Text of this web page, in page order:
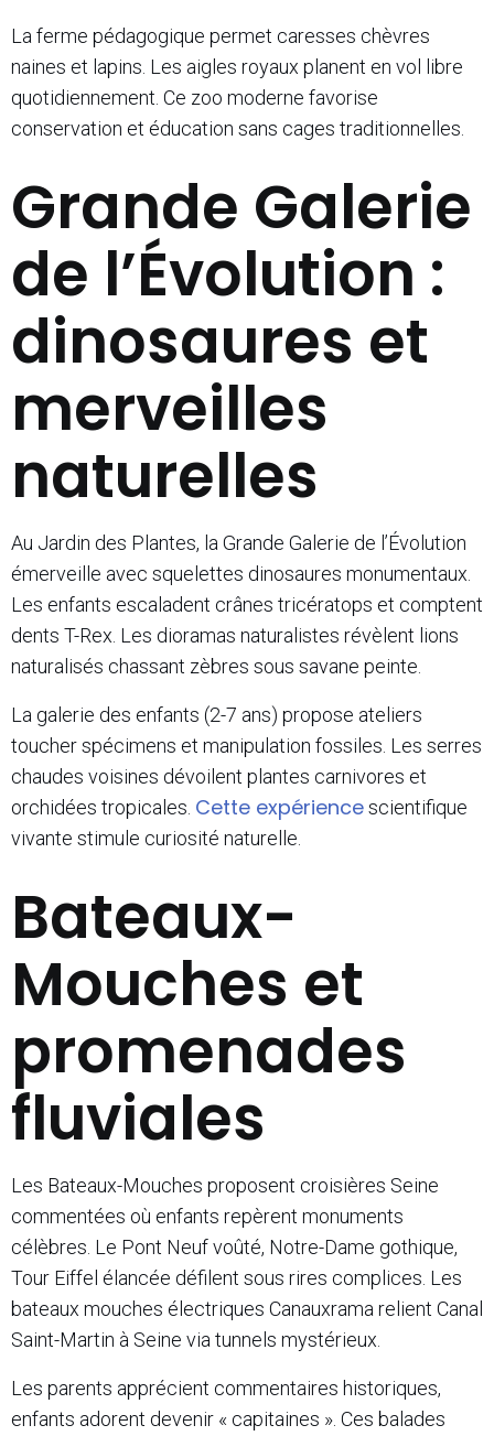
La ferme pédagogique permet caresses chèvres
naines et lapins. Les aigles royaux planent en vol libre
quotidiennement. Ce zoo moderne favorise
conservation et éducation sans cages traditionnelles.
Grande Galerie
de l’Évolution :
dinosaures et
merveilles
naturelles
Au Jardin des Plantes, la Grande Galerie de l’Évolution
émerveille avec squelettes dinosaures monumentaux.
Les enfants escaladent crânes tricératops et comptent
dents T-Rex. Les dioramas naturalistes révèlent lions
naturalisés chassant zèbres sous savane peinte.
La galerie des enfants (2-7 ans) propose ateliers
toucher spécimens et manipulation fossiles. Les serres
chaudes voisines dévoilent plantes carnivores et
orchidées tropicales. Cette expériencescientifique
vivante stimule curiosité naturelle.
Bateaux-
Mouches et
promenades
fluviales
Les Bateaux-Mouches proposent croisières Seine
commentées où enfants repèrent monuments
célèbres. Le Pont Neuf voûté, Notre-Dame gothique,
Tour Eiffel élancée défilent sous rires complices. Les
bateaux mouches électriques Canauxrama relient Canal
Saint-Martin à Seine via tunnels mystérieux.
Les parents apprécient commentaires historiques,
enfants adorent devenir « capitaines ». Ces balades